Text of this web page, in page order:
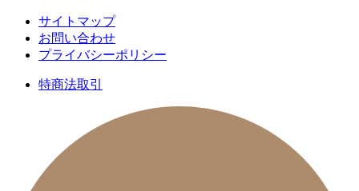
サイトマップ
お問い合わせ
プライバシーポリシー
特商法取引